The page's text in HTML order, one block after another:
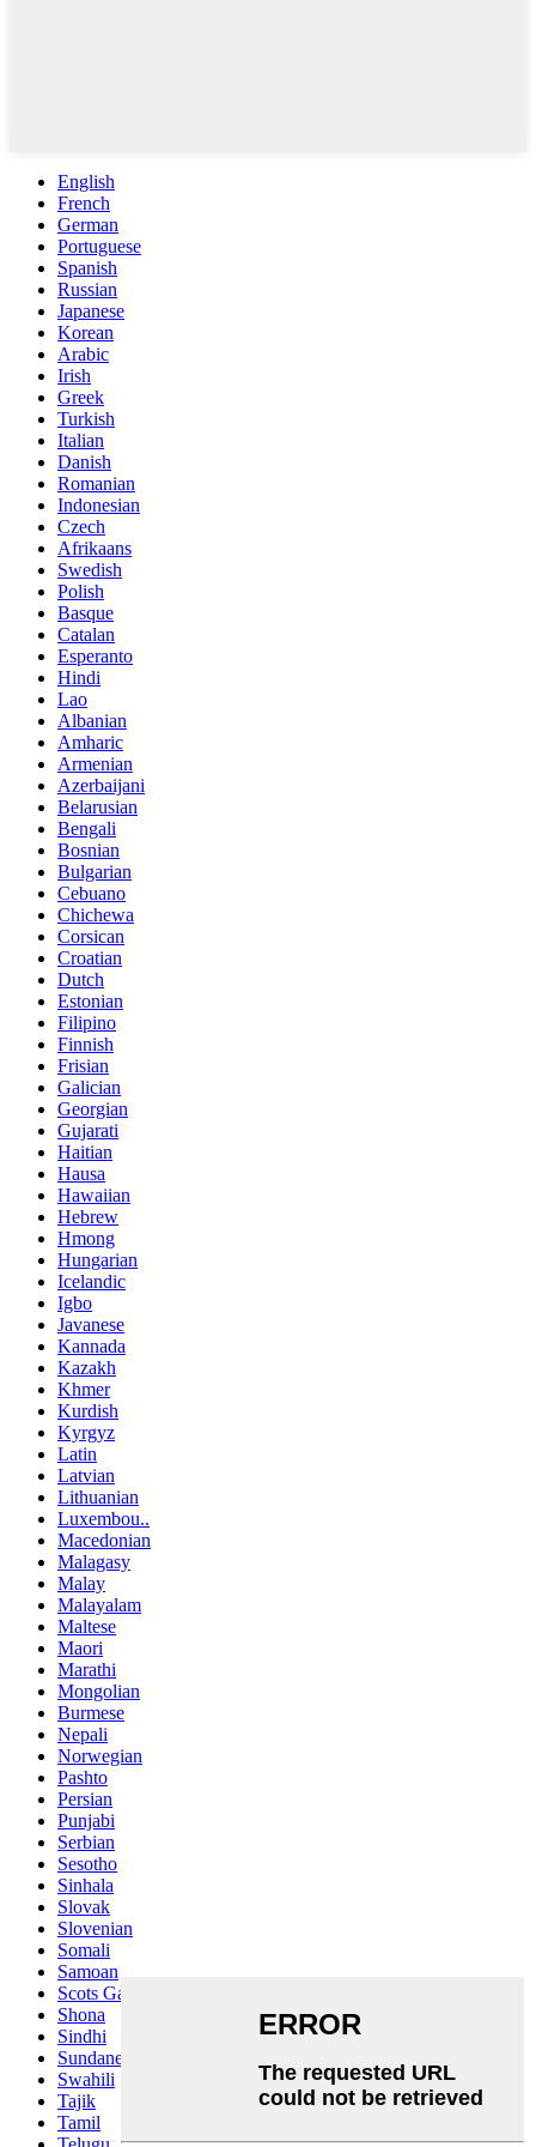
English
French
German
Portuguese
Spanish
Russian
Japanese
Korean
Arabic
Irish
Greek
Turkish
Italian
Danish
Romanian
Indonesian
Czech
Afrikaans
Swedish
Polish
Basque
Catalan
Esperanto
Hindi
Lao
Albanian
Amharic
Armenian
Azerbaijani
Belarusian
Bengali
Bosnian
Bulgarian
Cebuano
Chichewa
Corsican
Croatian
Dutch
Estonian
Filipino
Finnish
Frisian
Galician
Georgian
Gujarati
Haitian
Hausa
Hawaiian
Hebrew
Hmong
Hungarian
Icelandic
Igbo
Javanese
Kannada
Kazakh
Khmer
Kurdish
Kyrgyz
Latin
Latvian
Lithuanian
Luxembou..
Macedonian
Malagasy
Malay
Malayalam
Maltese
Maori
Marathi
Mongolian
Burmese
Nepali
Norwegian
Pashto
Persian
Punjabi
Serbian
Sesotho
Sinhala
Slovak
Slovenian
Somali
Samoan
Scots Gaelic
Shona
Sindhi
Sundanese
Swahili
Tajik
Tamil